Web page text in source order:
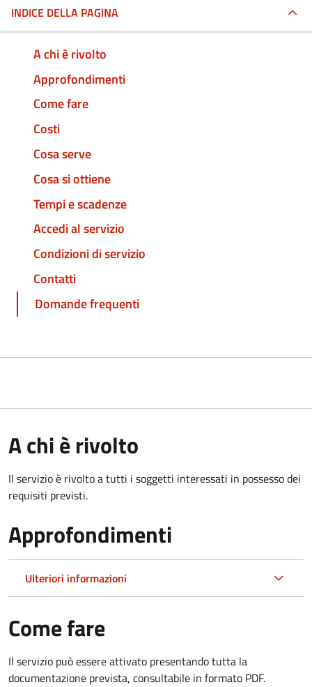
INDICE DELLA PAGINA
A chi è rivolto
Approfondimenti
Come fare
Costi
Cosa serve
Cosa si ottiene
Tempi e scadenze
Accedi al servizio
Condizioni di servizio
Contatti
Domande frequenti
A chi è rivolto
Il servizio è rivolto a tutti i soggetti interessati in possesso dei
requisiti previsti.
Approfondimenti
Ulteriori informazioni
Come fare
Il servizio può essere attivato presentando tutta la
documentazione prevista, consultabile in formato PDF.